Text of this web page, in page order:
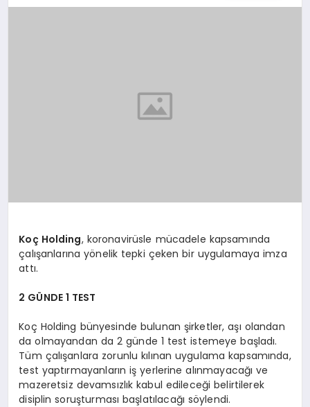
Koç Holding, koronavirüsle mücadele kapsamında
çalışanlarına yönelik tepki çeken bir uygulamaya imza
attı.
2 GÜNDE 1 TEST
Koç Holding bünyesinde bulunan şirketler, aşı olandan
da olmayandan da 2 günde 1 test istemeye başladı.
Tüm çalışanlara zorunlu kılınan uygulama kapsamında,
test yaptırmayanların iş yerlerine alınmayacağı ve
mazeretsiz devamsızlık kabul edileceği belirtilerek
disiplin soruşturması başlatılacağı söylendi.